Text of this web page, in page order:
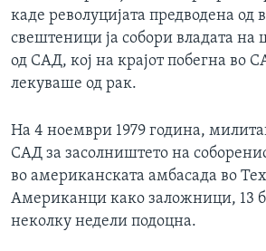
каде револуцијата предводена од
свештеници ја собори владата
од САД, кој на крајот побегна во
лекуваше од рак.
На 4 ноември 1979 година,
САД за засолништето на
во американската амбасада во
Американци како заложници, 13
неколку недели подоцна.